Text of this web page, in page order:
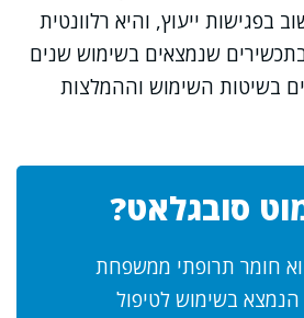
בפגישות ייעוץ, והיא רלוונטית
שנמצאים בשימוש שנים
בשיטות השימוש וההמלצות
סובגלאט?
חומר תרופתי ממשפחת
בשימוש לטיפול